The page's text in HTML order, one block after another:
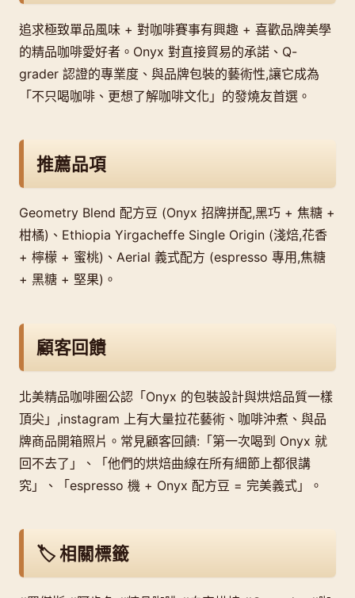
追求極致單品風味 + 對咖啡賽事有興趣 + 喜歡品牌美學
的精品咖啡愛好者。Onyx 對直接貿易的承諾、Q-
grader 認證的專業度、與品牌包裝的藝術性,讓它成為
「不只喝咖啡、更想了解咖啡文化」的發燒友首選。
推薦品項
Geometry Blend 配方豆 (Onyx 招牌拼配,黑巧 + 焦糖 +
柑橘)、Ethiopia Yirgacheffe Single Origin (淺焙,花香
+ 檸檬 + 蜜桃)、Aerial 義式配方 (espresso 專用,焦糖
+ 黑糖 + 堅果)。
顧客回饋
北美精品咖啡圈公認「Onyx 的包裝設計與烘焙品質一樣
頂尖」,instagram 上有大量拉花藝術、咖啡沖煮、與品
牌商品開箱照片。常見顧客回饋:「第一次喝到 Onyx 就
回不去了」、「他們的烘焙曲線在所有細節上都很講
究」、「espresso 機 + Onyx 配方豆 = 完美義式」。
🏷️ 相關標籤